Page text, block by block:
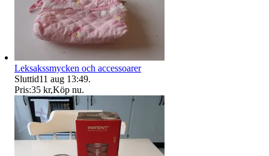
Leksakssmycken och accessoarer
Sluttid11 aug 13:49.
Pris:35 kr,Köp nu.